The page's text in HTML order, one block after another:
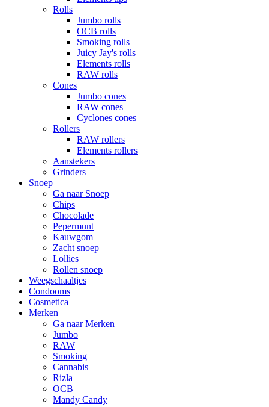
Rolls
Jumbo rolls
OCB rolls
Smoking rolls
Juicy Jay's rolls
Elements rolls
RAW rolls
Cones
Jumbo cones
RAW cones
Cyclones cones
Rollers
RAW rollers
Elements rollers
Aanstekers
Grinders
Snoep
Ga naar Snoep
Chips
Chocolade
Pepermunt
Kauwgom
Zacht snoep
Lollies
Rollen snoep
Weegschaaltjes
Condooms
Cosmetica
Merken
Ga naar Merken
Jumbo
RAW
Smoking
Cannabis
Rizla
OCB
Mandy Candy